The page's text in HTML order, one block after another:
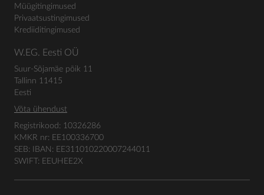
Müügitingimused
Privaatsustingimused
Krediiditingimused
W.EG. Eesti OÜ
Suur-Sõjamäe põik 11
Tallinn 11415
Eesti
Võta ühendust
Registrikood: 10326286
KMKR nr: EE100336700
SEB: IBAN: EE311010220007244011
SWIFT: EEUHEE2X